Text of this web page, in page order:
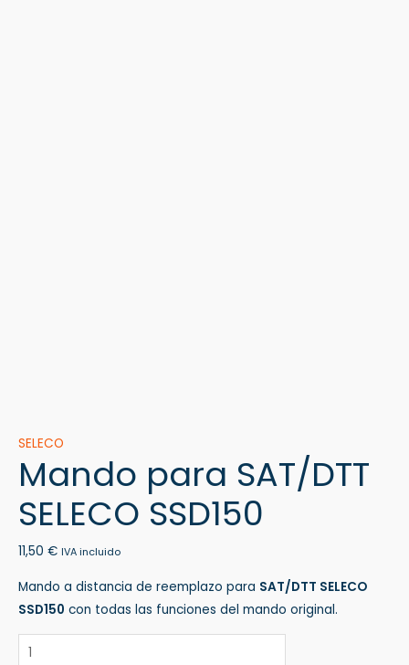
SELECO
Mando para SAT/DTT
SELECO SSD150
11,50 € IVA incluido
Mando a distancia de reemplazo para SAT/DTT SELECO
SSD150 con todas las funciones del mando original.